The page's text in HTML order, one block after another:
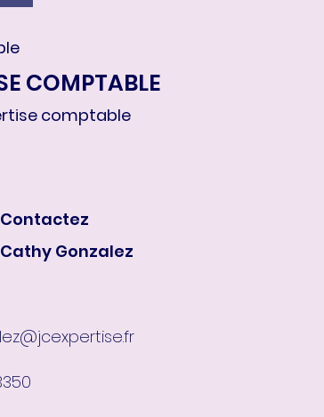
COMPTABLE
comptable
Contactez
Cathy Gonzalez